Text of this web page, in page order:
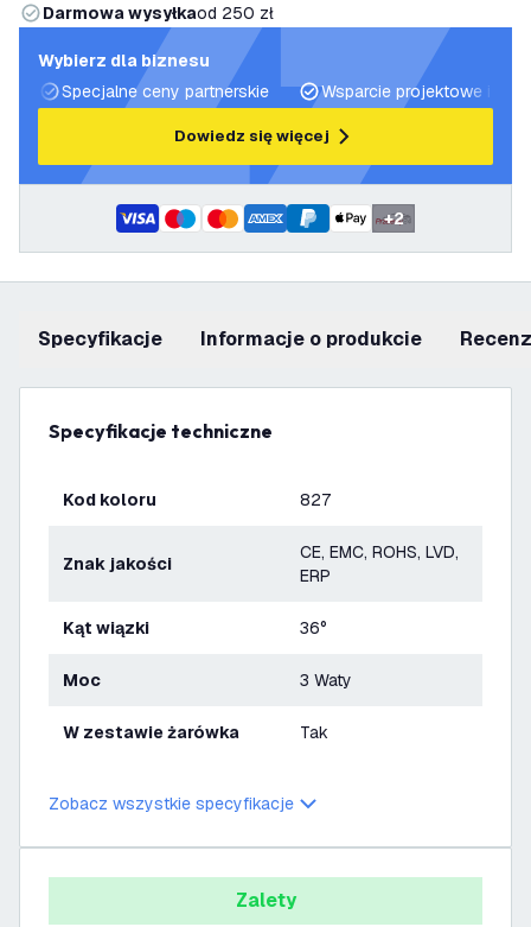
Darmowa wysyłkaod 250 zł
Wybierz dla biznesu
Specjalne ceny partnerskie
Wsparcie projektowe i
Dowiedz się więcej
+2
Specyfikacje informacje o produkcie
Specyfikacje techniczne
Kod koloru 827
Znak jakości
CE, EMC, ROHS, LVD,
ERP
Kąt wiązki 36°
Moc 3 Waty
W zestawie żarówka Tak
Zobacz wszystkie specyfikacje
Zalety